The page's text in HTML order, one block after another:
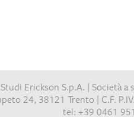
Erickson S.p.A. | Società
24, 38121 Trento | C.F.
tel: +39 0461